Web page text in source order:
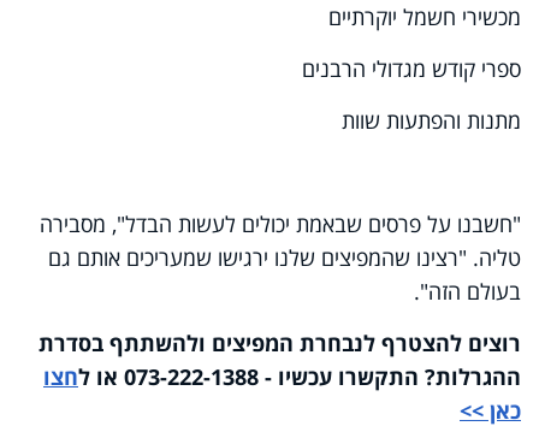
מכשירי חשמל יוקרתיים
ספרי קודש מגדולי הרבנים
מתנות והפתעות שוות
"חשבנו על פרסים שבאמת יכולים לעשות הבדל", מסבירה
טליה. "רצינו שהמפיצים שלנו ירגישו שמעריכים אותם גם
בעולם הזה".
רוצים להצטרף לנבחרת המפיצים ולהשתתף בסדרת
ההגרלות? התקשרו עכשיו - 073-222-1388 או ל
חצו
כאן >>